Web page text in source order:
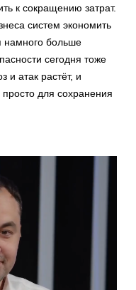
к сокращению затрат.
систем экономить
намного больше
сегодня тоже
и атак растёт, и
просто для сохранения